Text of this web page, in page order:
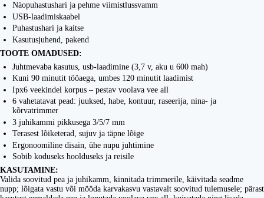
Näopuhastushari ja pehme viimistlussvamm
USB-laadimiskaabel
Puhastushari ja kaitse
Kasutusjuhend, pakend
TOOTE OMADUSED:
Juhtmevaba kasutus, usb-laadimine (3,7 v, aku u 600 mah)
Kuni 90 minutit tööaega, umbes 120 minutit laadimist
Ipx6 veekindel korpus – pestav voolava vee all
6 vahetatavat pead: juuksed, habe, kontuur, raseerija, nina- ja
kõrvatrimmer
3 juhikammi pikkusega 3/5/7 mm
Terasest lõiketerad, sujuv ja täpne lõige
Ergonoomiline disain, ühe nupu juhtimine
Sobib koduseks hoolduseks ja reisile
KASUTAMINE:
Valida soovitud pea ja juhikamm, kinnitada trimmerile, käivitada seadme
nupp; lõigata vastu või mööda karvakasvu vastavalt soovitud tulemusele; pärast